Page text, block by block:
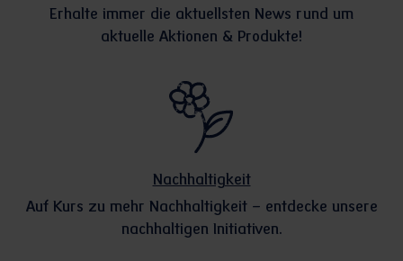
Erhalte immer die aktuellsten News rund um
aktuelle Aktionen & Produkte!
Nachhaltigkeit
Auf Kurs zu mehr Nachhaltigkeit – entdecke unsere
nachhaltigen Initiativen.